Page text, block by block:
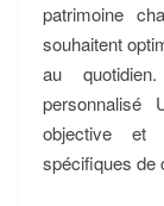
patrimoine
souhaitent
au
personnalisé
objective et
spécifiques de